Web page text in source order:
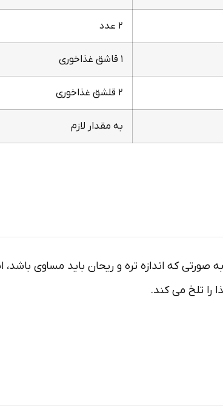
۲ عدد
۱ قاشق غذاخوری
۲ قلشق غذاخوری
به مقدار لازم
صورتی که اندازه تره و ریحان باید مساوی
را تلخ می کند.